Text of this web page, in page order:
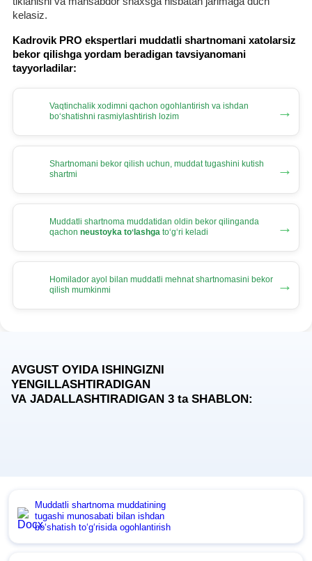
kelasiz.
Kadrovik PRO ekspertlari muddatli shartnomani хatolarsiz
bekor qilishga yordam beradigan tavsiyanomani
tayyorladilar:
Vaqtinchalik хodimni qachon ogohlantirish va ishdan
boʻshatishni rasmiylashtirish lozim
→
Shartnomani bekor qilish uchun, muddat tugashini kutish
shartmi
→
Muddatli shartnoma muddatidan oldin bekor qilinganda
qachon neustoyka toʻlashga toʻgʻri keladi →
Homilador ayol bilan muddatli mehnat shartnomasini bekor
qilish mumkinmi
→
AVGUST OYIDA ISHINGIZNI
YENGILLASHTIRADIGAN
VA JADALLASHTIRADIGAN 3 taSHABLON:
Muddatli shartnoma muddatining
tugashi munosabati bilan ishdan
boʻshatish toʻgʻrisida ogohlantirish